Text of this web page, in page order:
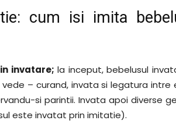
cum isi imita
invatare; la inceput, bebelusul
– curand, invata si legatura intre
si parintii. Invata apoi diverse
este invatat prin imitatie).